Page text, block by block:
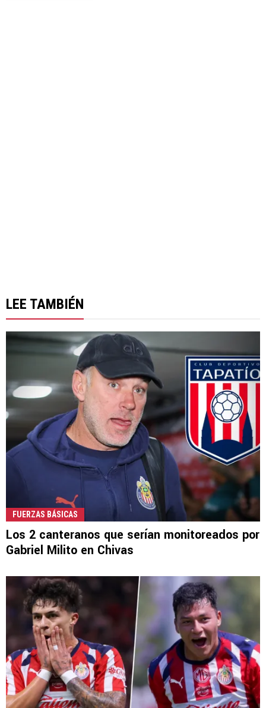
LEE TAMBIÉN
FUERZAS BÁSICAS
Los 2 canteranos que serían monitoreados por
Gabriel Milito en Chivas